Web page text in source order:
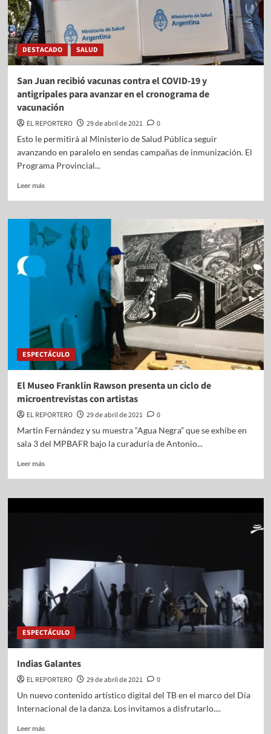
DESTACADO SALUD
San Juan recibió vacunas contra el COVID-19 y
antigripales para avanzar en el cronograma de
vacunación
EL REPORTERO 29 de abril de 2021
0
Esto le permitirá al Ministerio de Salud Pública seguir
avanzando en paralelo en sendas campañas de inmunización. El
Programa Provincial...
Leer más
ESPECTÁCULO
El Museo Franklin Rawson presenta un ciclo de
microentrevistas con artistas
EL REPORTERO 29 de abril de 2021
0
Martin Fernández y su muestra “Agua Negra” que se exhibe en
sala 3 del MPBAFR bajo la curaduría de Antonio...
Leer más
ESPECTÁCULO
Indias Galantes
EL REPORTERO 29 de abril de 2021
0
Un nuevo contenido artístico digital del TB en el marco del Día
Internacional de la danza. Los invitamos a disfrutarlo....
Leer más